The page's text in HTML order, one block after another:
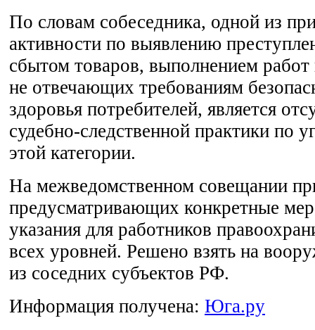
По словам собеседника, одной из
активности по выявлению
сбытом товаров, выполнением работ
не отвечающих требованиям
здоровья потребителей, является
судебно-следственной практики по
этой категории.
На межведомственном совещании
предусматривающих конкретные
указания для работников
всех уровней. Решено взять на
из соседних субъектов РФ.
Информация получена: Юга.ру